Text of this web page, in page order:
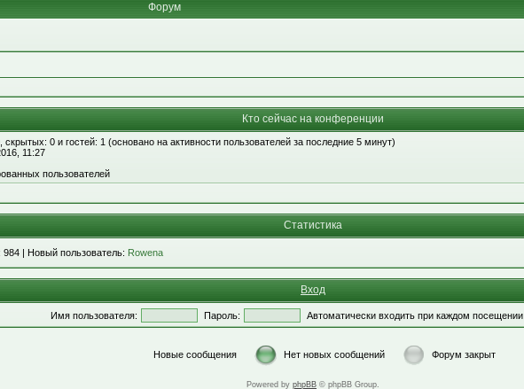
Форум
Кто сейчас на конференции
скрытых: 0 и гостей: 1 (основано на активности пользователей за последние 5 минут)
11:27
пользователей
Статистика
984 | Новый пользователь: Rowena
Вход
Имя пользователя: Пароль: Автоматически входить при каждом посещении
Новые сообщения Нет новых сообщений Форум закрыт
Powered by phpBB © phpBB Group.